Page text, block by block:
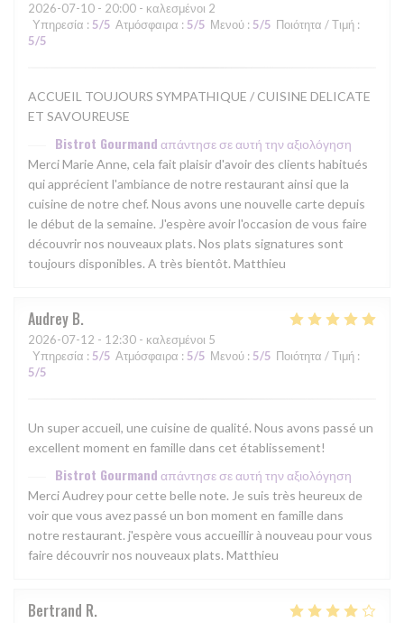
2026-07-10 - 20:00 - καλεσμένοι 2
Υπηρεσία : 5/5 Ατμόσφαιρα : 5/5 Μενού : 5/5 Ποιότητα / Τιμή :
5/5
ACCUEIL TOUJOURS SYMPATHIQUE / CUISINE DELICATE
ET SAVOUREUSE
Bistrot Gourmandαπάντησε σε αυτή την αξιολόγηση
Merci Marie Anne, cela fait plaisir d'avoir des clients habitués
qui apprécient l'ambiance de notre restaurant ainsi que la
cuisine de notre chef. Nous avons une nouvelle carte depuis
le début de la semaine. J'espère avoir l'occasion de vous faire
découvrir nos nouveaux plats. Nos plats signatures sont
toujours disponibles. A très bientôt. Matthieu
Audrey B
2026-07-12 - 12:30 - καλεσμένοι 5
Υπηρεσία : 5/5 Ατμόσφαιρα : 5/5 Μενού : 5/5 Ποιότητα / Τιμή :
5/5
Un super accueil, une cuisine de qualité. Nous avons passé un
excellent moment en famille dans cet établissement!
Bistrot Gourmandαπάντησε σε αυτή την αξιολόγηση
Merci Audrey pour cette belle note. Je suis très heureux de
voir que vous avez passé un bon moment en famille dans
notre restaurant. j'espère vous accueillir à nouveau pour vous
faire découvrir nos nouveaux plats. Matthieu
Bertrand R